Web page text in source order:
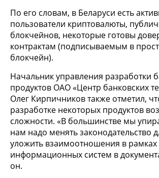
По его словам, в Беларуси есть
пользователи криптовалюты,
блокчейнов, некоторые готовы
контрактам (подписываемым в
блокчейн).
Начальник управления разработки
продуктов ОАО «Центр банковских
Олег Кирпичников также отметил,
разработке некоторых продуктов
сложности. «В большинстве мы
нам надо менять законодательство
уложить взаимоотношения в рамках
информационных систем в
он.